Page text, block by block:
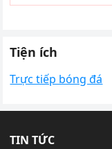
Tiện ích
Trực tiếp bóng đá
TIN TỨC